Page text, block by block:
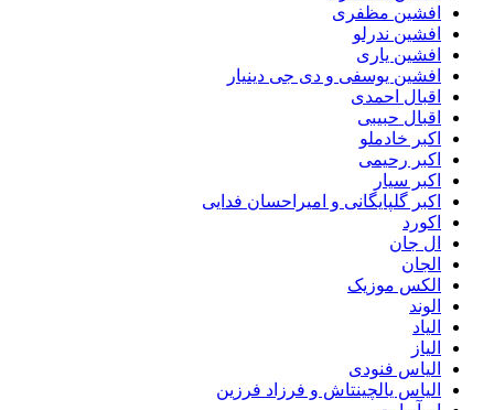
افشین مظفری
افشین ندرلو
افشین یاری
افشین یوسفی و دی جی دینیار
اقبال احمدی
اقبال حبیبی
اکبر خادملو
اکبر رحیمی
اکبر سیار
اکبر گلپایگانی و امیراحسان فدایی
اکورد
ال جان
الجان
الکس موزیک
الوند
الیاد
الیاز
الیاس فنودی
الیاس یالچینتاش و فرزاد فرزین